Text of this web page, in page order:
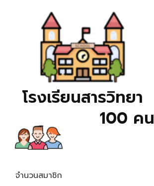
โรงเรียนสารวิทยา
จำนวนสมาชิก
100 คน